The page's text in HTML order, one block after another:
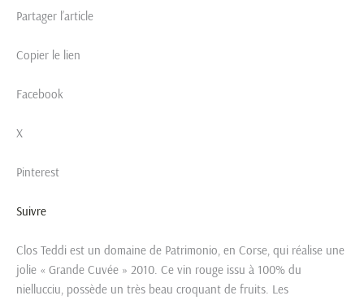
Partager l’article
Copier le lien
Facebook
X
Pinterest
Suivre
Clos Teddi est un domaine de Patrimonio, en Corse, qui réalise une
jolie « Grande Cuvée » 2010. Ce vin rouge issu à 100% du
niellucciu, possède un très beau croquant de fruits. Les